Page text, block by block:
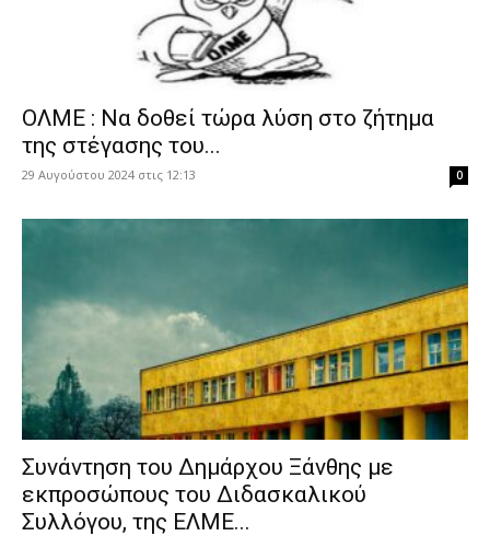
ΟΛΜΕ : Να δοθεί τώρα λύση στο ζήτημα
της στέγασης του...
29 Αυγούστου 2024 στις 12:13 0
Συνάντηση του Δημάρχου Ξάνθης με
εκπροσώπους του Διδασκαλικού
Συλλόγου, της ΕΛΜΕ...